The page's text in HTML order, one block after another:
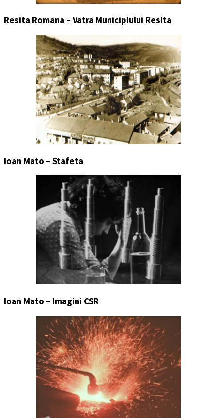
Resita Romana – Vatra Municipiului Resita
Ioan Mato – Stafeta
Ioan Mato – Imagini CSR